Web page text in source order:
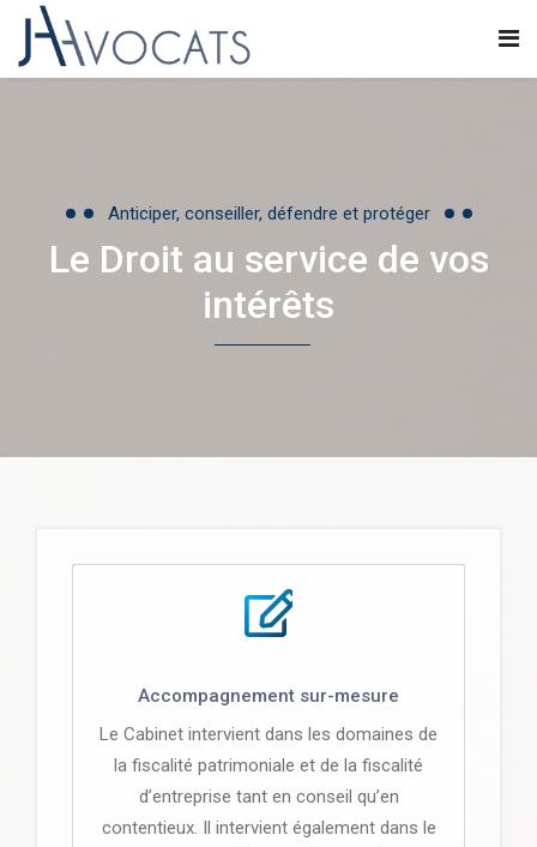
Anticiper, conseiller, défendre et protéger
Le Droit au service de vos
intérêts
Accompagnement sur-mesure
Le Cabinet intervient dans les domaines de
la fiscalité patrimoniale et de la fiscalité
d’entreprise tant en conseil qu’en
contentieux. Il intervient également dans le